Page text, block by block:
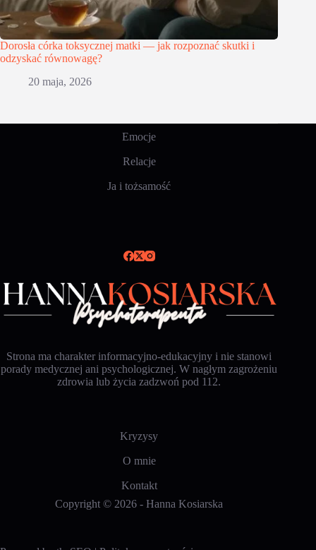
Dorosła córka toksycznej matki — jak rozpoznać skutki i
odzyskać równowagę?
20 maja, 2026
Emocje
Relacje
Ja i tożsamość
Strona ma charakter informacyjno-edukacyjny i nie stanowi
porady medycznej ani psychologicznej. W nagłym zagrożeniu
zdrowia lub życia zadzwoń pod 112.
Kryzysy
O mnie
Kontakt
Copyright © 2026 -Hanna Kosiarska